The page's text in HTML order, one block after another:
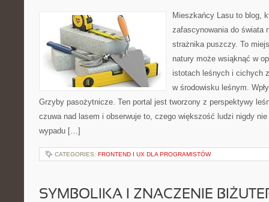
Mieszkańcy Lasu to blog,
zafascynowania do świata
strażnika puszczy. To
natury może wsiąknąć w
istotach leśnych i cichych
w środowisku leśnym.
Grzyby pasożytnicze. Ten portal jest tworzony z perspektywy
czuwa nad lasem i obserwuje to, czego większość ludzi nigdy
wypadu […]
CATEGORIES: FRONTEND I UX DLA PROGRAMISTÓW
SYMBOLIKA I ZNACZENIE